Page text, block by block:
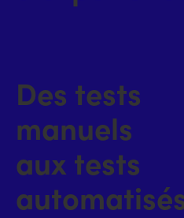
Des tests
manuels
aux tests